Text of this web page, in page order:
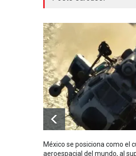
México se posiciona como el
aeroespacial del mundo, al